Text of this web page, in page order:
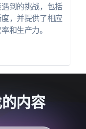
到的挑战，包括
，并提供了相应
和生产力。
内容